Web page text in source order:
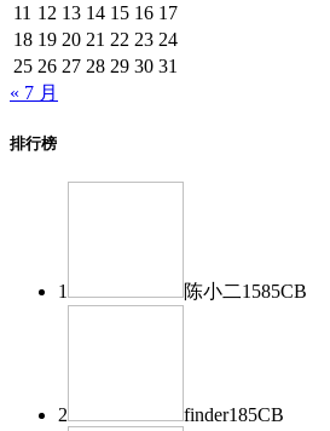
11 12 13 14 15 16 17
18 19 20 21 22 23 24
25 26 27 28 29 30 31
« 7 月
排行榜
1 陈小二1585CB
2 finder185CB